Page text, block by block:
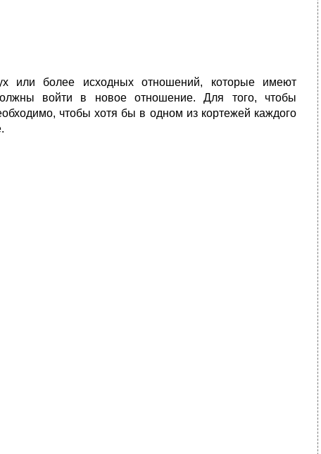
или более исходных отношений, которые имеют
войти в новое отношение. Для того, чтобы
чтобы хотя бы в одном из кортежей каждого